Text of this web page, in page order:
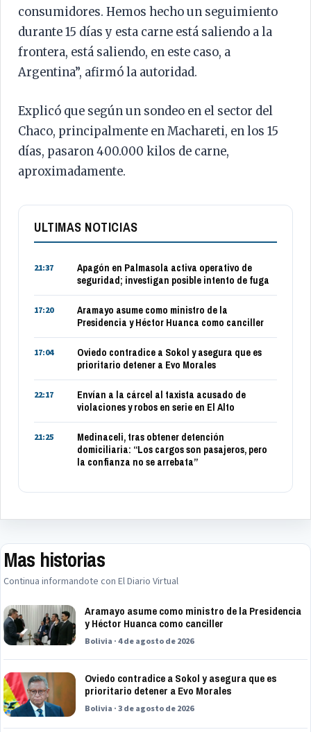
consumidores. Hemos hecho un seguimiento
durante 15 días y esta carne está saliendo a la
frontera, está saliendo, en este caso, a
Argentina”, afirmó la autoridad.
Explicó que según un sondeo en el sector del
Chaco, principalmente en Machareti, en los 15
días, pasaron 400.000 kilos de carne,
aproximadamente.
ULTIMAS NOTICIAS
21:37
Apagón en Palmasola activa operativo de
seguridad; investigan posible intento de fuga
17:20
Aramayo asume como ministro de la
Presidencia y Héctor Huanca como canciller
17:04
Oviedo contradice a Sokol y asegura que es
prioritario detener a Evo Morales
22:17
Envían a la cárcel al taxista acusado de
violaciones y robos en serie en El Alto
21:25
Medinaceli, tras obtener detención
domiciliaria: “Los cargos son pasajeros, pero
la confianza no se arrebata”
Mas historias
Continua informandote con El Diario Virtual
Aramayo asume como ministro de la Presidencia
y Héctor Huanca como canciller
Bolivia · 4 de agosto de 2026
Oviedo contradice a Sokol y asegura que es
prioritario detener a Evo Morales
Bolivia · 3 de agosto de 2026